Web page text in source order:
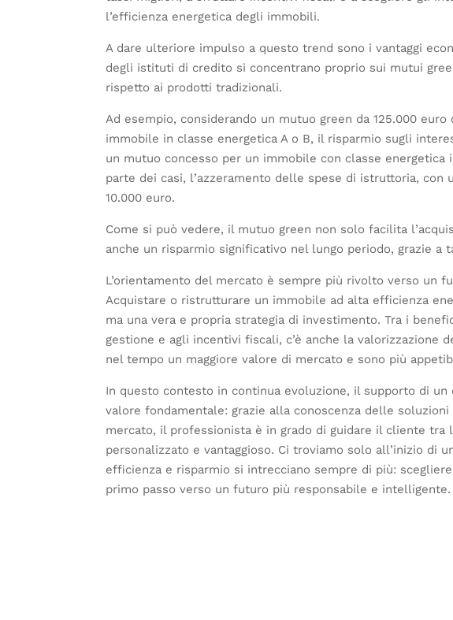
l’efficienza energetica degli immobili.
A dare ulteriore impulso a questo trend sono i vantaggi
degli istituti di credito si concentrano proprio sui mutui
rispetto ai prodotti tradizionali.
Ad esempio, considerando un mutuo green da 125.000
immobile in classe energetica A o B, il risparmio sugli
un mutuo concesso per un immobile con classe energetica
parte dei casi, l’azzeramento delle spese di istruttoria, con
10.000 euro.
Come si può vedere, il mutuo green non solo facilita
anche un risparmio significativo nel lungo periodo, grazie a
L’orientamento del mercato è sempre più rivolto verso un
Acquistare o ristrutturare un immobile ad alta efficienza
ma una vera e propria strategia di investimento. Tra i
gestione e agli incentivi fiscali, c’è anche la valorizzazione
nel tempo un maggiore valore di mercato e sono più
In questo contesto in continua evoluzione, il supporto di
valore fondamentale: grazie alla conoscenza delle
mercato, il professionista è in grado di guidare il cliente
personalizzato e vantaggioso. Ci troviamo solo all’inizio di
efficienza e risparmio si intrecciano sempre di più:
primo passo verso un futuro più responsabile e intelligente.